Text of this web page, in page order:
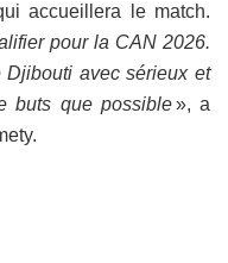
accueillera le match.
pour la CAN 2026.
Djibouti avec sérieux et
buts que possible», a